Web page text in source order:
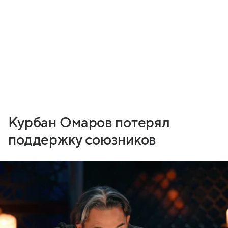
Курбан Омаров потерял
поддержку союзников